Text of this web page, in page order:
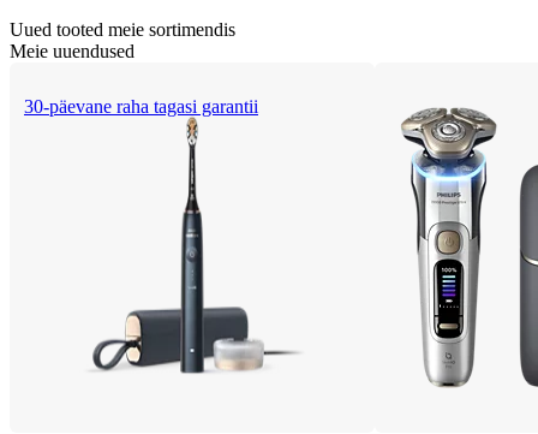
Uued tooted meie sortimendis
Meie uuendused
30-päevane raha tagasi garantii